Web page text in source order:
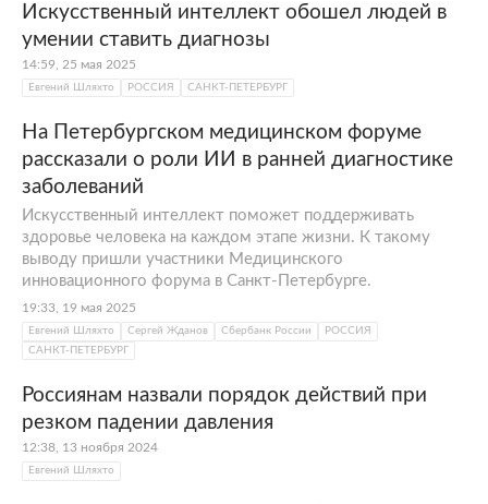
Искусственный интеллект обошел людей в
умении ставить диагнозы
14:59, 25 мая 2025
Евгений Шляхто РОССИЯ САНКТ-ПЕТЕРБУРГ
На Петербургском медицинском форуме
рассказали о роли ИИ в ранней диагностике
заболеваний
Искусственный интеллект поможет поддерживать
здоровье человека на каждом этапе жизни. К такому
выводу пришли участники Медицинского
инновационного форума в Санкт-Петербурге.
19:33, 19 мая 2025
Евгений Шляхто Сергей Жданов Сбербанк России
РОССИЯ
САНКТ-ПЕТЕРБУРГ
Россиянам назвали порядок действий при
резком падении давления
12:38, 13 ноября 2024
Евгений Шляхто